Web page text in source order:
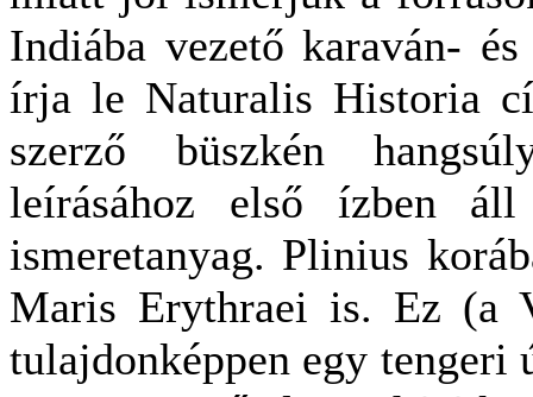
Indiába vezető karaván-
írja le Naturalis Historia
szerző büszkén
leírásához első ízben áll
ismeretanyag. Plinius
Maris Erythraei is. Ez (a
tulajdonképpen egy tengeri